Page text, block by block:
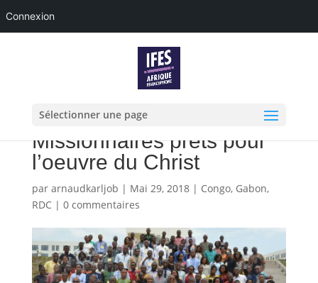
Connexion
Sélectionner une page
Missionnaires prêts pour
l’oeuvre du Christ
par arnaudkarljob | Mai 29, 2018| Congo, Gabon,
RDC| 0 commentaires